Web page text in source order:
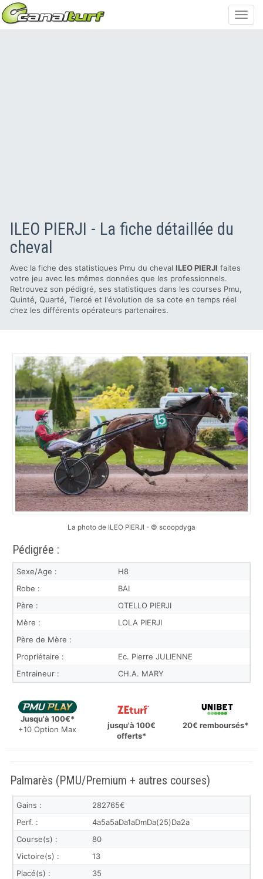
ILEO PIERJI - La fiche détaillée du
cheval
Avec la fiche des statistiques Pmu du cheval ILEO PIERJI faites
votre jeu avec les mêmes données que les professionnels.
Retrouvez son pédigré, ses statistiques dans les courses Pmu,
Quinté, Quarté, Tiercé et l'évolution de sa cote en temps réel
chez les différents opérateurs partenaires.
La photo de ILEO PIERJI - © scoopdyga
Pédigrée :
Sexe/Age :
H8
Robe :
BAI
Père :
OTELLO PIERJI
Mère :
LOLA PIERJI
Père de Mère :
Propriétaire :
Ec. Pierre JULIENNE
Entraineur :
CH.A. MARY
Jusqu'à 100€*
+10 Option Max
jusqu'à 100€
offerts*
20€ remboursés*
Palmarès (PMU/Premium + autres courses)
Gains :
282765€
Perf. :
4a5a5aDa1aDmDa(25)Da2a
Course(s) :
80
Victoire(s) :
13
Placé(s) :
35